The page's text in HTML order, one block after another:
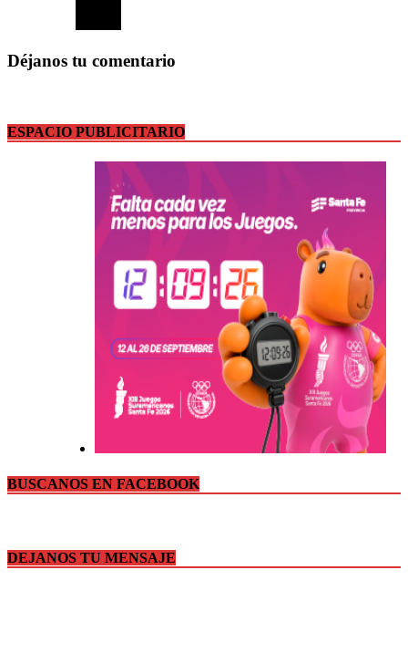
Déjanos tu comentario
ESPACIO PUBLICITARIO
BUSCANOS EN FACEBOOK
DEJANOS TU MENSAJE